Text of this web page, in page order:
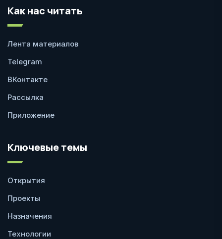
Как нас читать
Лента материалов
Telegram
ВКонтакте
Рассылка
Приложение
Ключевые темы
Открытия
Проекты
Назначения
Технологии